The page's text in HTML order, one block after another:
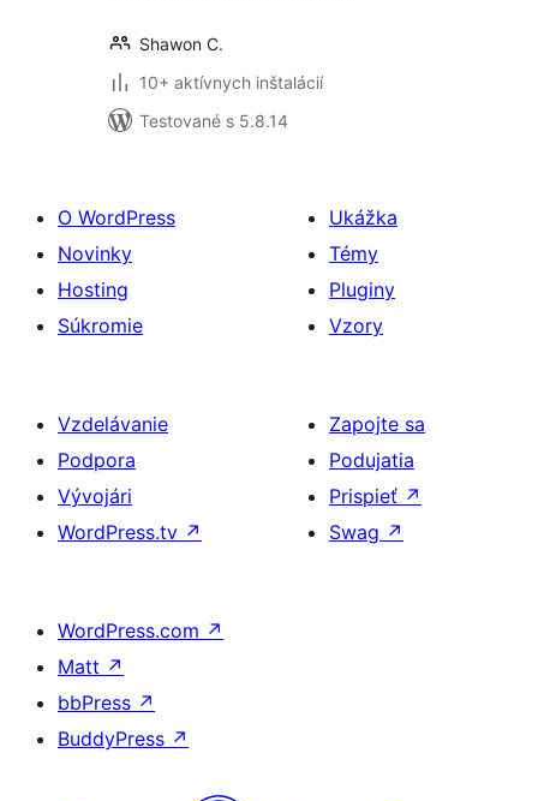
Shawon C.
10+ aktívnych inštalácií
Testované s 5.8.14
O WordPress
Novinky
Hosting
Súkromie
Ukážka
Témy
Pluginy
Vzory
Vzdelávanie
Podpora
Vývojári
WordPress.tv ↗
Zapojte sa
Podujatia
Prispieť ↗
Swag ↗
WordPress.com ↗
Matt ↗
bbPress ↗
BuddyPress ↗